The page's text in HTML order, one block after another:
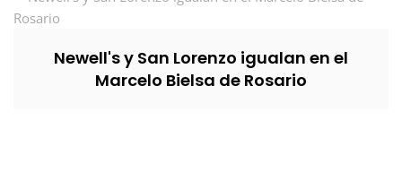
Newell's y San Lorenzo igualan en el
Marcelo Bielsa de Rosario